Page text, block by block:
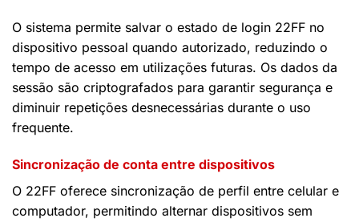
O sistema permite salvar o estado de login 22FF no
dispositivo pessoal quando autorizado, reduzindo o
tempo de acesso em utilizações futuras. Os dados da
sessão são criptografados para garantir segurança e
diminuir repetições desnecessárias durante o uso
frequente.
Sincronização de conta entre dispositivos
O 22FF oferece sincronização de perfil entre celular e
computador, permitindo alternar dispositivos sem